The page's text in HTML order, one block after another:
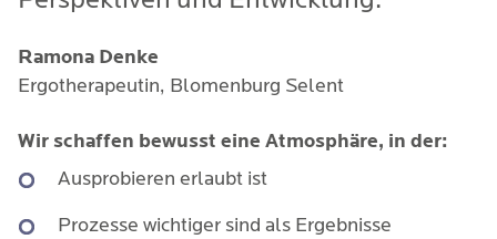
Ramona Denke
Ergotherapeutin, Blomenburg Selent
Wir schaffen bewusst eine Atmosphäre, in der:
Ausprobieren erlaubt ist
Prozesse wichtiger sind als Ergebnisse